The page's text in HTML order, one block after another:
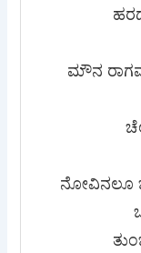
ಮೌನ
ನೋವಿನಲೂ